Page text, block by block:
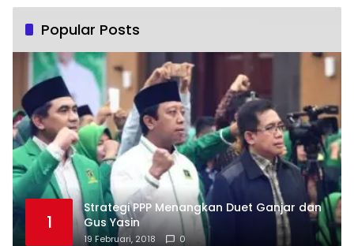
Popular Posts
1
Strategi PPP Menangkan Duet Ganjar dan
Gus Yasin
19 Februari, 2018 0